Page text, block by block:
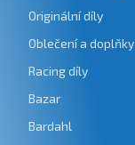
Originální díly
Oblečení a doplňky
Racing díly
Bazar
Bardahl